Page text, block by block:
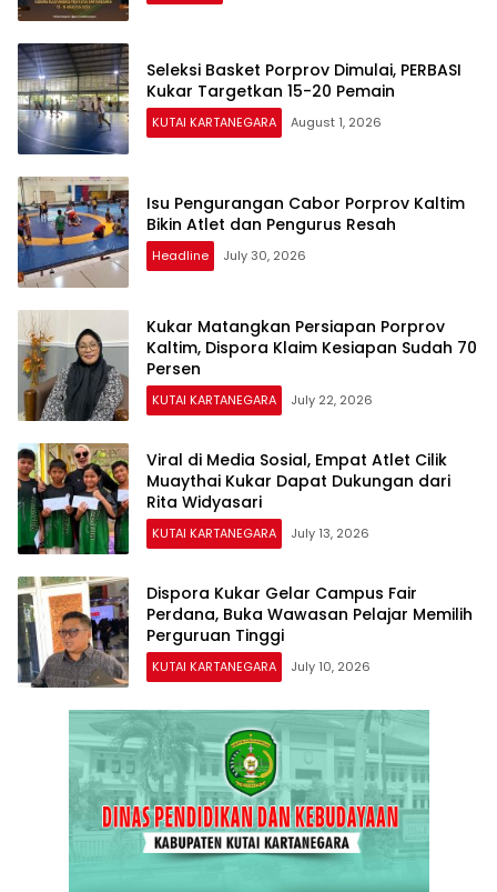
Seleksi Basket Porprov Dimulai, PERBASI
Kukar Targetkan 15-20 Pemain
KUTAI KARTANEGARA August 1, 2026
Isu Pengurangan Cabor Porprov Kaltim
Bikin Atlet dan Pengurus Resah
Headline July 30, 2026
Kukar Matangkan Persiapan Porprov
Kaltim, Dispora Klaim Kesiapan Sudah 70
Persen
KUTAI KARTANEGARA July 22, 2026
Viral di Media Sosial, Empat Atlet Cilik
Muaythai Kukar Dapat Dukungan dari
Rita Widyasari
KUTAI KARTANEGARA July 13, 2026
Dispora Kukar Gelar Campus Fair
Perdana, Buka Wawasan Pelajar Memilih
Perguruan Tinggi
KUTAI KARTANEGARA July 10, 2026